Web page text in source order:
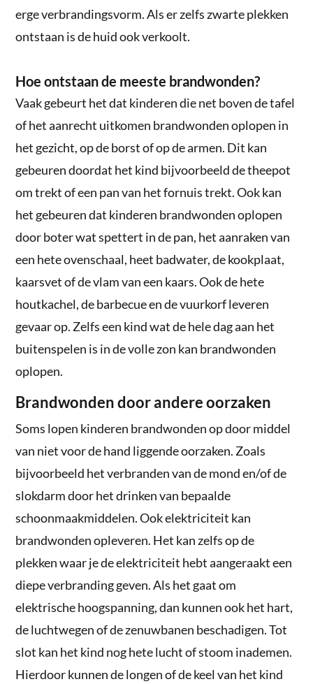
erge verbrandingsvorm. Als er zelfs zwarte plekken
ontstaan is de huid ook verkoolt.
Hoe ontstaan de meeste brandwonden?
Vaak gebeurt het dat kinderen die net boven de tafel
of het aanrecht uitkomen brandwonden oplopen in
het gezicht, op de borst of op de armen. Dit kan
gebeuren doordat het kind bijvoorbeeld de theepot
om trekt of een pan van het fornuis trekt. Ook kan
het gebeuren dat kinderen brandwonden oplopen
door boter wat spettert in de pan, het aanraken van
een hete ovenschaal, heet badwater, de kookplaat,
kaarsvet of de vlam van een kaars. Ook de hete
houtkachel, de barbecue en de vuurkorf leveren
gevaar op. Zelfs een kind wat de hele dag aan het
buitenspelen is in de volle zon kan brandwonden
oplopen.
Brandwonden door andere oorzaken
Soms lopen kinderen brandwonden op door middel
van niet voor de hand liggende oorzaken. Zoals
bijvoorbeeld het verbranden van de mond en/of de
slokdarm door het drinken van bepaalde
schoonmaakmiddelen. Ook elektriciteit kan
brandwonden opleveren. Het kan zelfs op de
plekken waar je de elektriciteit hebt aangeraakt een
diepe verbranding geven. Als het gaat om
elektrische hoogspanning, dan kunnen ook het hart,
de luchtwegen of de zenuwbanen beschadigen. Tot
slot kan het kind nog hete lucht of stoom inademen.
Hierdoor kunnen de longen of de keel van het kind